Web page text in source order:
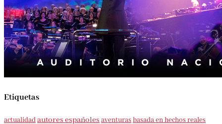
Etiquetas
actualidadautores españoles aventurasbasada en hechos reales